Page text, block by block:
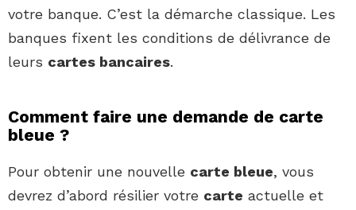
votre banque. C’est la démarche classique. Les
banques fixent les conditions de délivrance de
leurs cartes bancaires.
Comment faire une demande de carte
bleue ?
Pour obtenir une nouvelle carte bleue, vous
devrez d’abord résilier votre carte actuelle et